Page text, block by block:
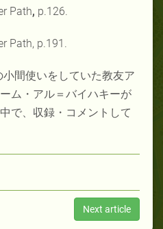
Path, p.126.
Path, p.191.
間使いをしていた教友ア
ム・アル＝バイハキーが
で、収録・コメントして
Next article